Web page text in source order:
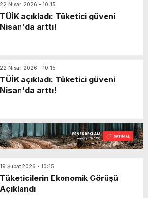
22 Nisan 2026 - 10:15
TÜİK açıkladı: Tüketici güveni
Nisan'da arttı!
22 Nisan 2026 - 10:15
TÜİK açıkladı: Tüketici güveni
Nisan'da arttı!
19 Şubat 2026 - 10:15
Tüketicilerin Ekonomik Görüşü
Açıklandı